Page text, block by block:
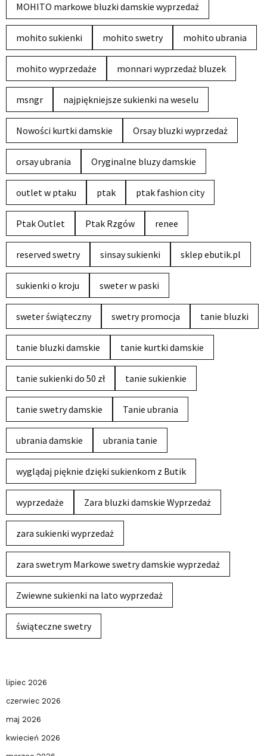
MOHITO markowe bluzki damskie wyprzedaż
mohito sukienki mohito swetry mohito ubrania
mohito wyprzedaże monnari wyprzedaż bluzek
msngr najpiękniejsze sukienki na weselu
Nowości kurtki damskie Orsay bluzki wyprzedaż
orsay ubrania Oryginalne bluzy damskie
outlet w ptaku ptak ptak fashion city
Ptak Outlet Ptak Rzgów renee
reserved swetry sinsay sukienki sklep ebutik.pl
sukienki o kroju sweter w paski
sweter świąteczny swetry promocja tanie bluzki
tanie bluzki damskie tanie kurtki damskie
tanie sukienki do 50 zł tanie sukienkie
tanie swetry damskie Tanie ubrania
ubrania damskie ubrania tanie
wyglądaj pięknie dzięki sukienkom z Butik
wyprzedaże Zara bluzki damskie Wyprzedaż
zara sukienki wyprzedaż
zara swetrym Markowe swetry damskie wyprzedaż
Zwiewne sukienki na lato wyprzedaż
świąteczne swetry
lipiec 2026
czerwiec 2026
maj 2026
kwiecień 2026